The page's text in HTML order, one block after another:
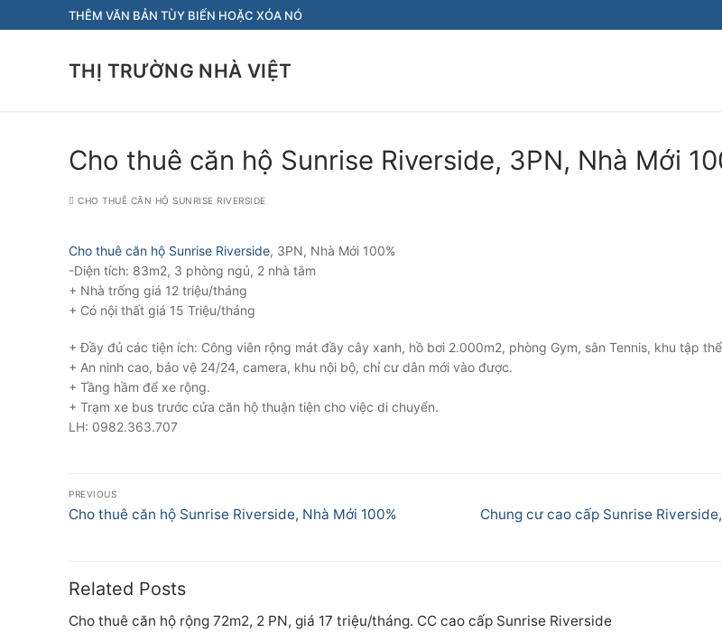
đến
THÊM VĂN BẢN TÙY BIẾN HOẶC XÓA NÓ
THỊ TRƯỜNG NHÀ VIỆT
Cho thuê căn hộ Sunrise Riverside, 3PN, Nhà Mới
CHO THUÊ CĂN HỘ SUNRISE RIVERSIDE
Cho thuê căn hộ Sunrise Riverside, 3PN, Nhà Mới 100%
-Diện tích: 83m2, 3 phòng ngủ, 2 nhà tắm
+ Nhà trống giá 12 triệu/tháng
+ Có nội thất giá 15 Triệu/tháng
+ Đầy đủ các tiện ích: Công viên rộng mát đầy cây xanh, hồ bơi 2.000m2, phòng Gym, sân Tennis, khu tập
+ An ninh cao, bảo vệ 24/24, camera, khu nội bộ, chỉ cư dân mới vào được.
+ Tầng hầm để xe rộng.
+ Trạm xe bus trước cửa căn hộ thuận tiện cho việc di chuyển.
LH: 0982.363.707
Điều
hướng
viết
PREVIOUS
Previous
Cho thuê căn hộ Sunrise Riverside, Nhà Mới 100%
Next
Chung cư cao cấp Sunrise
Related Posts
Cho thuê căn hộ rộng 72m2, 2 PN, giá 17 triệu/tháng. CC cao cấp Sunrise Riverside